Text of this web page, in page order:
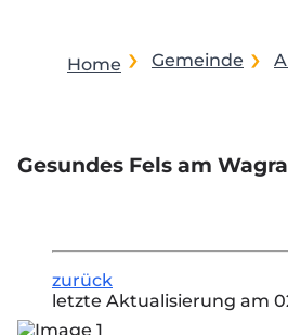
Home Gemeinde
Gesundes Fels am
zurück
letzte Aktualisierung am